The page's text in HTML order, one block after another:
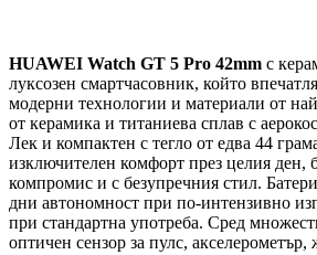
HUAWEI Watch GT 5 Pro 42mm с
луксозен смартчасовник, който
модерни технологии и материали от
от керамика и титаниева сплав с
Лек и компактен с тегло от едва 44
изключителен комфорт през целия ден,
компромис и с безупречния стил.
дни автономност при по-интензивно
при стандартна употреба. Сред
оптичен сензор за пулс,